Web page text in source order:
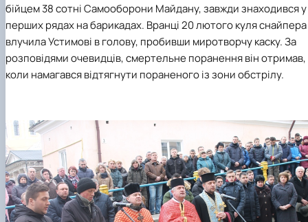
бійцем 38 сотні Самооборони Майдану, завжди знаходився у
перших рядах на барикадах. Вранці 20 лютого куля снайпера
влучила Устимові в голову, пробивши миротворчу каску. За
розповідями очевидців, смертельне поранення він отримав,
коли намагався відтягнути пораненого із зони обстрілу.